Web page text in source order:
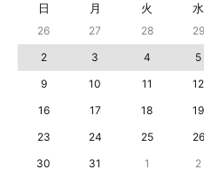
日 月 火 水
26 27 28 29
2
3 4 5
9
10 11 12
16
17 18 19
23
24 25 26
30
31 1 2